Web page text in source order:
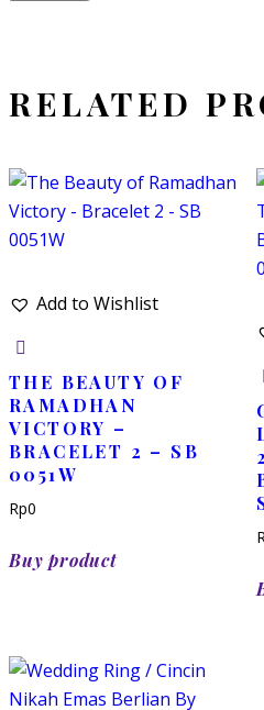
RELATED
Add to Wishlist
THE BEAUTY OF
RAMADHAN
VICTORY –
BRACELET 2 – SB
0051W
Rp0
Buy product